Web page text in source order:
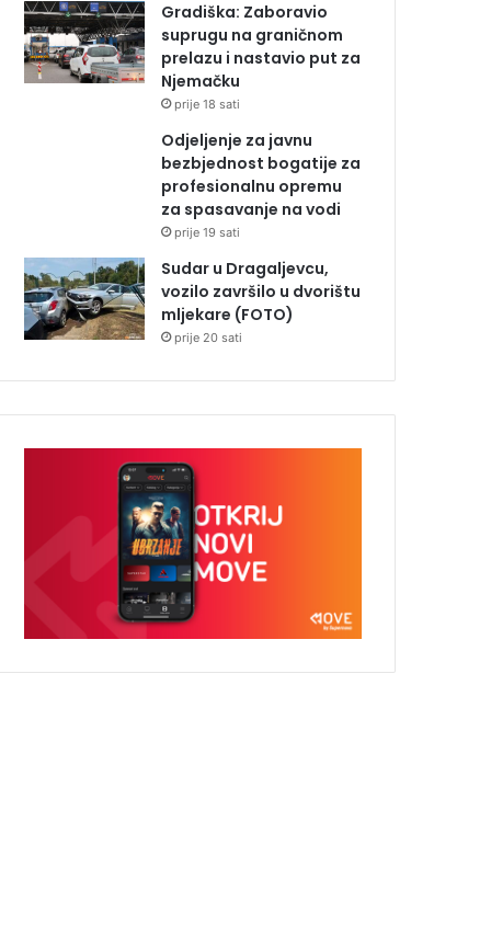
Gradiška: Zaboravio
suprugu na graničnom
prelazu i nastavio put za
Njemačku
prije 18 sati
Odjeljenje za javnu
bezbjednost bogatije za
profesionalnu opremu
za spasavanje na vodi
prije 19 sati
Sudar u Dragaljevcu,
vozilo završilo u dvorištu
mljekare (FOTO)
prije 20 sati